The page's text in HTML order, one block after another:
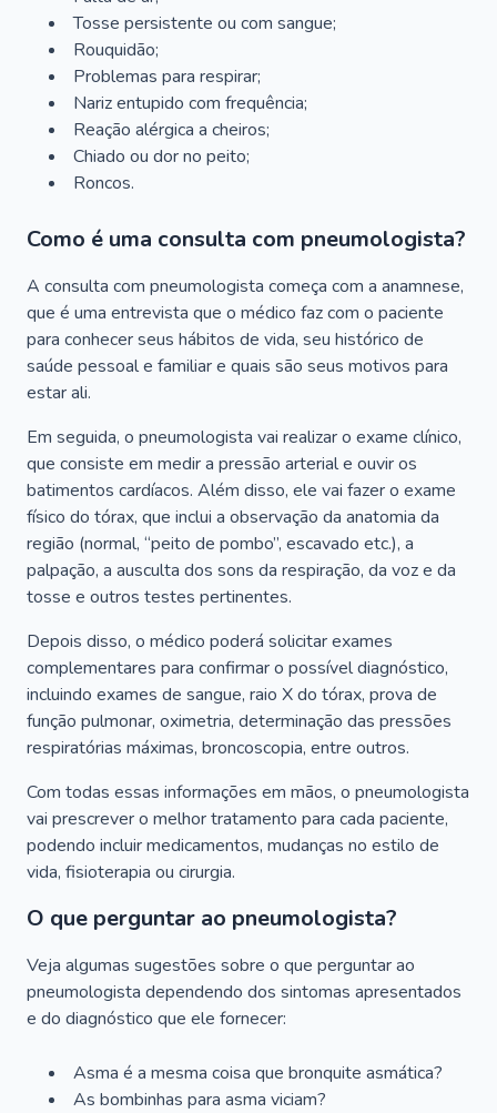
Tosse persistente ou com sangue;
Rouquidão;
Problemas para respirar;
Nariz entupido com frequência;
Reação alérgica a cheiros;
Chiado ou dor no peito;
Roncos.
Como é uma consulta com pneumologista?
A consulta com pneumologista começa com a anamnese,
que é uma entrevista que o médico faz com o paciente
para conhecer seus hábitos de vida, seu histórico de
saúde pessoal e familiar e quais são seus motivos para
estar ali.
Em seguida, o pneumologista vai realizar o exame clínico,
que consiste em medir a pressão arterial e ouvir os
batimentos cardíacos. Além disso, ele vai fazer o exame
físico do tórax, que inclui a observação da anatomia da
região (normal, “peito de pombo”, escavado etc.), a
palpação, a ausculta dos sons da respiração, da voz e da
tosse e outros testes pertinentes.
Depois disso, o médico poderá solicitar exames
complementares para confirmar o possível diagnóstico,
incluindo exames de sangue, raio X do tórax, prova de
função pulmonar, oximetria, determinação das pressões
respiratórias máximas, broncoscopia, entre outros.
Com todas essas informações em mãos, o pneumologista
vai prescrever o melhor tratamento para cada paciente,
podendo incluir medicamentos, mudanças no estilo de
vida, fisioterapia ou cirurgia.
O que perguntar ao pneumologista?
Veja algumas sugestões sobre o que perguntar ao
pneumologista dependendo dos sintomas apresentados
e do diagnóstico que ele fornecer:
Asma é a mesma coisa que bronquite asmática?
As bombinhas para asma viciam?